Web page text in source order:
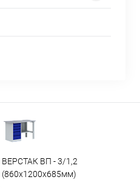
ВЕРСТАК ВП - 3/1,2
(860х1200х685мм)